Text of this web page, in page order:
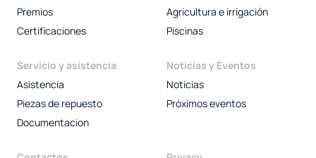
Premios
Certificaciones
Agricultura e irrigación
Piscinas
Servicio y asistencia
Asistencia
Piezas de repuesto
Documentacion
Noticias y Eventos
Noticias
Próximos eventos